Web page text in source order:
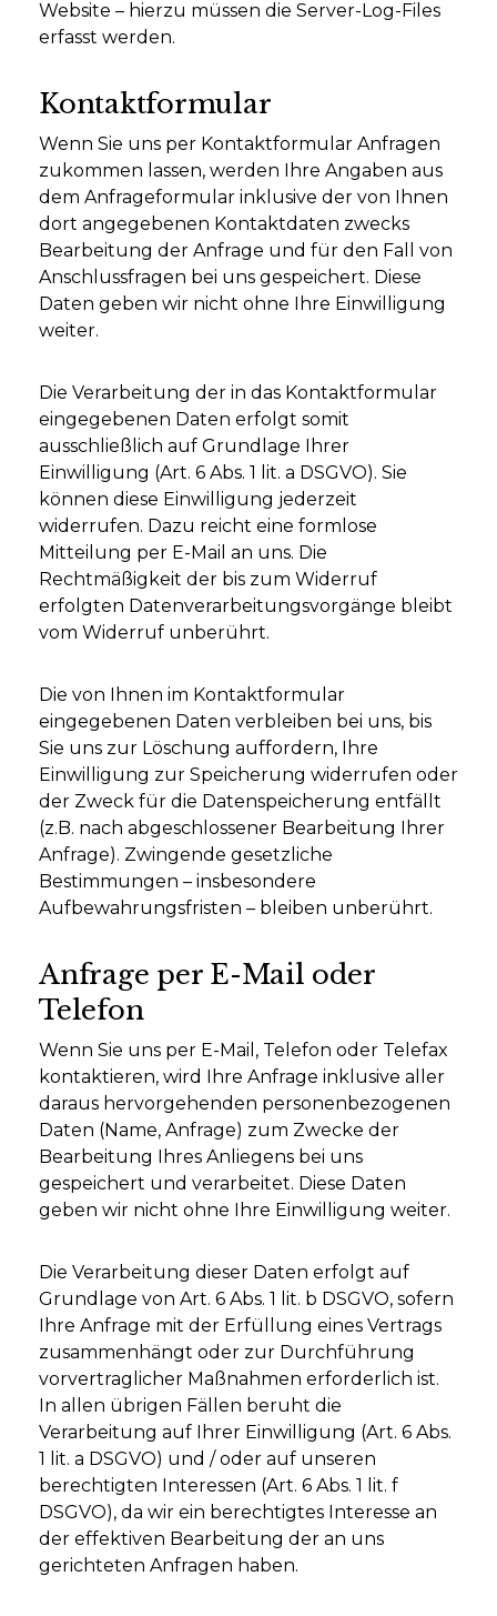
Website – hierzu müssen die Server-Log-Files
erfasst werden.
Kontaktformular
Wenn Sie uns per Kontaktformular Anfragen
zukommen lassen, werden Ihre Angaben aus
dem Anfrageformular inklusive der von Ihnen
dort angegebenen Kontaktdaten zwecks
Bearbeitung der Anfrage und für den Fall von
Anschlussfragen bei uns gespeichert. Diese
Daten geben wir nicht ohne Ihre Einwilligung
weiter.
Die Verarbeitung der in das Kontaktformular
eingegebenen Daten erfolgt somit
ausschließlich auf Grundlage Ihrer
Einwilligung (Art. 6 Abs. 1 lit. a DSGVO). Sie
können diese Einwilligung jederzeit
widerrufen. Dazu reicht eine formlose
Mitteilung per E-Mail an uns. Die
Rechtmäßigkeit der bis zum Widerruf
erfolgten Datenverarbeitungsvorgänge bleibt
vom Widerruf unberührt.
Die von Ihnen im Kontaktformular
eingegebenen Daten verbleiben bei uns, bis
Sie uns zur Löschung auffordern, Ihre
Einwilligung zur Speicherung widerrufen oder
der Zweck für die Datenspeicherung entfällt
(z.B. nach abgeschlossener Bearbeitung Ihrer
Anfrage). Zwingende gesetzliche
Bestimmungen – insbesondere
Aufbewahrungsfristen – bleiben unberührt.
Anfrage per E-Mail oder
Telefon
Wenn Sie uns per E-Mail, Telefon oder Telefax
kontaktieren, wird Ihre Anfrage inklusive aller
daraus hervorgehenden personenbezogenen
Daten (Name, Anfrage) zum Zwecke der
Bearbeitung Ihres Anliegens bei uns
gespeichert und verarbeitet. Diese Daten
geben wir nicht ohne Ihre Einwilligung weiter.
Die Verarbeitung dieser Daten erfolgt auf
Grundlage von Art. 6 Abs. 1 lit. b DSGVO, sofern
Ihre Anfrage mit der Erfüllung eines Vertrags
zusammenhängt oder zur Durchführung
vorvertraglicher Maßnahmen erforderlich ist.
In allen übrigen Fällen beruht die
Verarbeitung auf Ihrer Einwilligung (Art. 6 Abs.
1 lit. a DSGVO) und / oder auf unseren
berechtigten Interessen (Art. 6 Abs. 1 lit. f
DSGVO), da wir ein berechtigtes Interesse an
der effektiven Bearbeitung der an uns
gerichteten Anfragen haben.